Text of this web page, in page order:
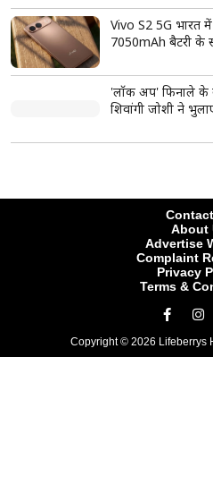
Gen Z और Gen
और राष्ट्र निर्माण पर
CJP का नया
शुरू, अभिजीत दीपके
43 इंच Smart TV
से भी कम में खरीदने
आसाराम बापू को
तबीयत बिगड़ने पर
पश्चिम बंगाल: